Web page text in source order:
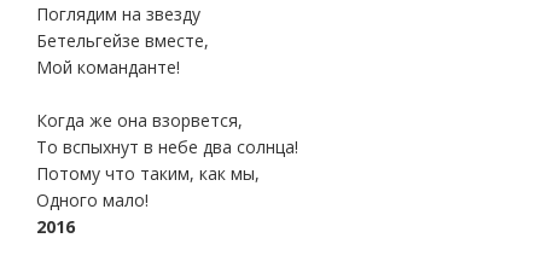
Поглядим на звезду
Бетельгейзе вместе,
Мой команданте!
Когда же она взорвется,
То вспыхнут в небе два солнца!
Потому что таким, как мы,
Одного мало!
2016